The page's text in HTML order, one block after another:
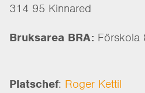
314 95 Kinnared
Bruksarea BRA: Förskola
Platschef: Roger Kettil